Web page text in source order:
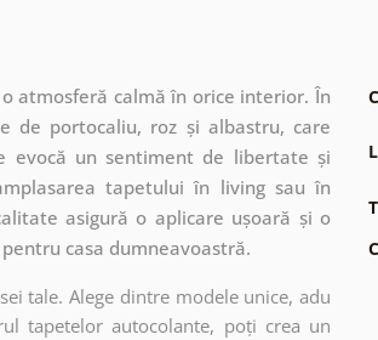
atmosferă calmă în orice interior. În
de portocaliu, roz și albastru, care
evocă un sentiment de libertate și
tapetului în living sau în
asigură o aplicare ușoară și o
casa dumneavoastră.
tale. Alege dintre modele unice, adu
tapetelor autocolante, poți crea un